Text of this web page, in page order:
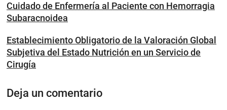
Cuidado de Enfermería al Paciente con Hemorragia
Subaracnoidea
Establecimiento Obligatorio de la Valoración Global
Subjetiva del Estado Nutrición en un Servicio de
Cirugía
Deja un comentario